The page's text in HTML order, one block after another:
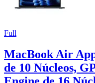
Full
MacBook Air
de 10 Núcleos,